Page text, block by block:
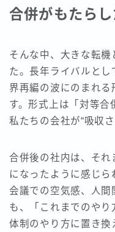
合併がもたら
そんな中、大きな転機
た。長年ライバルとし
界再編の波にのまれる
す。形式上は「対等合
私たちの会社が“吸収
合併後の社内は、それ
になったように感じら
会議での空気感、人間
も、「これまでのや
体制のやり方に置き換